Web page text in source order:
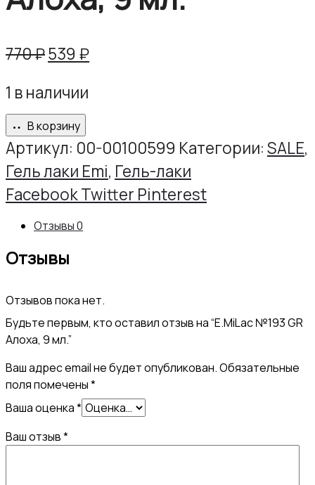
770₽Первоначальная
составляла
770 ₽.
539 ₽Текущая
1 в наличии
В корзину
Артикул: 00-00100599 Категории:SALE,
Гель лаки Emi, Гель-лаки
Share
FacebookTwitter Pinterest
Отзывы0
Отзывы
Отзывов пока нет.
Будьте первым, кто оставил отзыв на “E.MiLac №193 GR
Алоха, 9 мл.”
Ваш адрес email не будет опубликован.Обязательные
поля помечены*
Ваша оценка*
Ваш отзыв*